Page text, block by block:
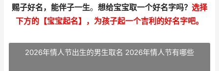
赐子好名，能伴子一生。 想给宝宝取一个好名字吗？ 选择
下方的【宝宝起名】，为孩子起一个吉利的好名字吧。
2026年情人节出生的男生取名 2026年情人节有哪些